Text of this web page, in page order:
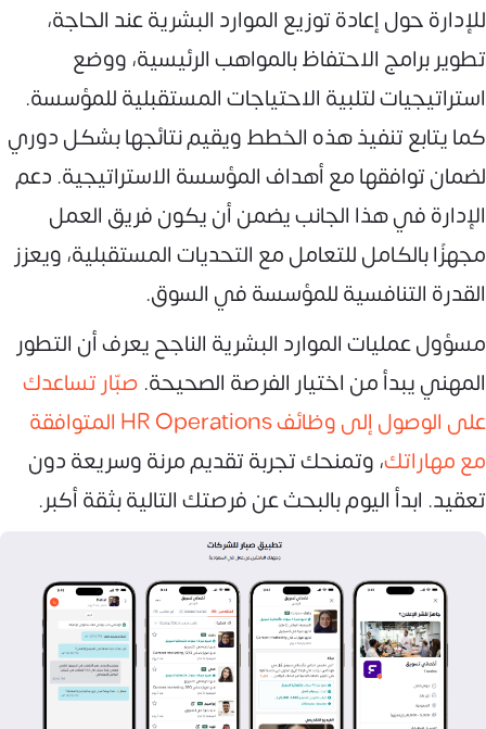
للإدارة حول إعادة توزيع الموارد البشرية عند الحاجة،
تطوير برامج الاحتفاظ بالمواهب الرئيسية، ووضع
استراتيجيات لتلبية الاحتياجات المستقبلية للمؤسسة.
كما يتابع تنفيذ هذه الخطط ويقيم نتائجها بشكل دوري
لضمان توافقها مع أهداف المؤسسة الاستراتيجية. دعم
الإدارة في هذا الجانب يضمن أن يكون فريق العمل
مجهزًا بالكامل للتعامل مع التحديات المستقبلية، ويعزز
القدرة التنافسية للمؤسسة في السوق.
مسؤول عمليات الموارد البشرية الناجح يعرف أن التطور
المهني يبدأ من اختيار الفرصة الصحيحة. صبّار تساعدك
على الوصول إلى وظائف HR Operations المتوافقة
مع مهاراتك، وتمنحك تجربة تقديم مرنة وسريعة دون
تعقيد. ابدأ اليوم بالبحث عن فرصتك التالية بثقة أكبر.